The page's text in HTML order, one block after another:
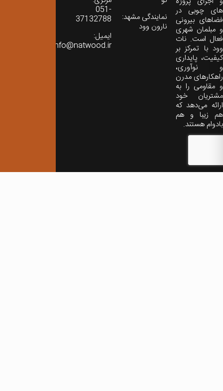
های چوبی در
فضاهای بیرونی
و مبلمان شهری
فعال است. نات
وود با تمرکز بر
کیفیت، پایداری
و نوآوری،
راهکارهای مدرن
و مقاومی را به
مشتریان خود
ارائه می‌دهد که
هم زیبا و هم
بادوام هستند.
نمایندگی مشهد:
نارون وود
051-
37132788
ایمیل:
info@natwood.ir